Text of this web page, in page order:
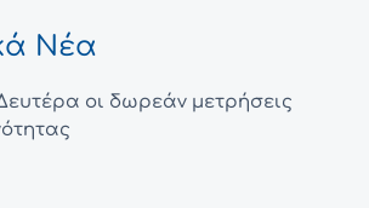
Νέα
οι δωρεάν μετρήσεις